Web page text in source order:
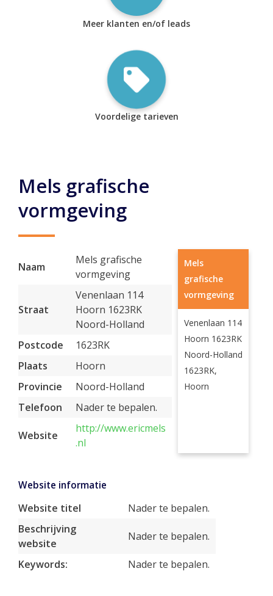
Meer klanten en/of leads
Voordelige tarieven
Mels grafische
vormgeving
Naam
Mels grafische
vormgeving
Straat
Venenlaan 114
Hoorn 1623RK
Noord-Holland
Postcode
1623RK
Plaats
Hoorn
Provincie
Noord-Holland
Telefoon
Nader te bepalen.
Website
http://www.ericmels
.nl
Mels
grafische
vormgeving
Venenlaan 114
Hoorn 1623RK
Noord-Holland
1623RK,
Hoorn
Website informatie
Website titel
Nader te bepalen.
Beschrijving
website
Nader te bepalen.
Keywords: Nader te bepalen.